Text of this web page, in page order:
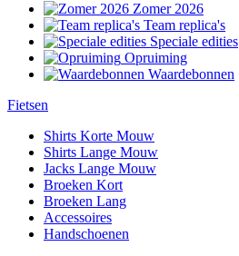
Zomer 2026
Team replica's
Speciale edities
Opruiming
Waardebonnen
Fietsen
Shirts Korte Mouw
Shirts Lange Mouw
Jacks Lange Mouw
Broeken Kort
Broeken Lang
Accessoires
Handschoenen